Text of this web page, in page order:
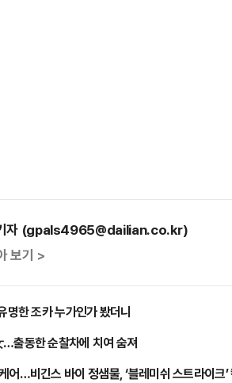
자 (gpals4965@dailian.co.kr)
보기 >
명한 조카 누가인가 봤더니
출동한 순찰차에 치여 숨져
어…비긴스 바이 정샘물, ‘블레미쉬 스트라이크’